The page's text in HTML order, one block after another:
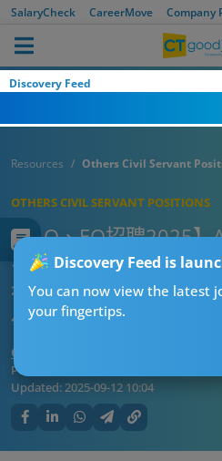
SalaryCheck CareerMove Company
Discovery Feed
Discovery Feed is
You can now view the latest
your fingertips.
任的入職條件、工作職務及晉升階
Resources Others Civil Servant
OTHERS CIVIL SERVANT POSITIONS
【AO、EO招聘2025】
多？一文睇清政府最新
行政主任、二級助理貿
任的入職條件、工作職
CT求職戰略師
Published:
Updated: 2025-09-12 10:04